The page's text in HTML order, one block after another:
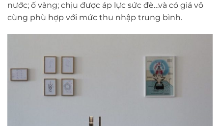
nước; ố vàng; chịu được áp lực sức đè…và có giá vô
cùng phù hợp với mức thu nhập trung bình.